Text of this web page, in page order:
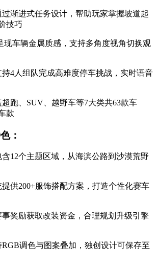
渐进式任务设计，帮助玩家掌握坡道起
技巧
现车辆金属质感，支持多角度视角切换观
4人组队完成高难度停车挑战，实时语音
跑、SUV、越野车等7大类共63款车
款
：
12个主题区域，从海滨公路到沙漠荒野
供200+服饰搭配方案，打造个性化赛车
奖励获取改装资金，合理规划升级引擎
调色与图案叠加，独创设计可保存至